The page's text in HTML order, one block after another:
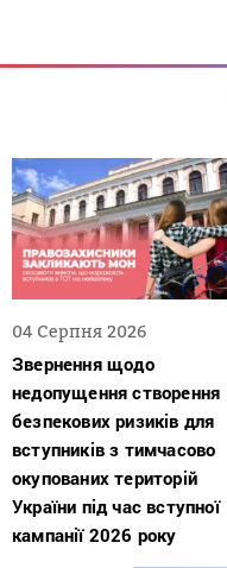
04 Серпня 2026
Звернення щодо
недопущення створення
безпекових ризиків для
вступників з тимчасово
окупованих територій
України під час вступної
кампанії 2026 року